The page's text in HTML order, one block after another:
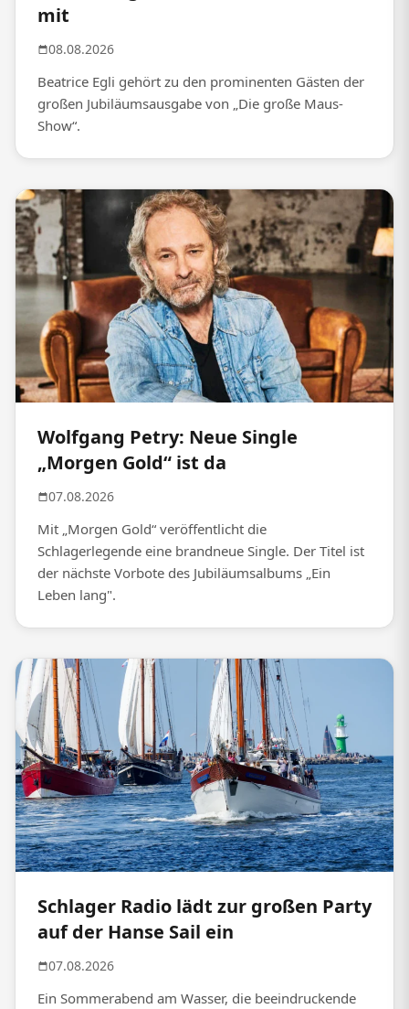
mit
08.08.2026
Beatrice Egli gehört zu den prominenten Gästen der
großen Jubiläumsausgabe von „Die große Maus-
Show“.
Wolfgang Petry: Neue Single
„Morgen Gold“ ist da
07.08.2026
Mit „Morgen Gold“ veröffentlicht die
Schlagerlegende eine brandneue Single. Der Titel ist
der nächste Vorbote des Jubiläumsalbums „Ein
Leben lang".
Schlager Radio lädt zur großen Party
auf der Hanse Sail ein
07.08.2026
Ein Sommerabend am Wasser, die beeindruckende